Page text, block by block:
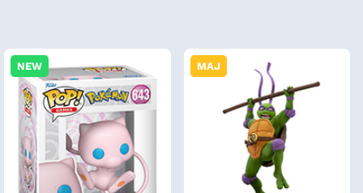
NEW MAJ